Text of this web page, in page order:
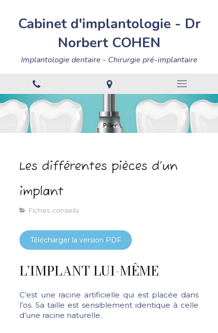
Cabinet d'implantologie - Dr
Norbert COHEN
Implantologie dentaire - Chirurgie pré-implantaire
Les différentes pièces d’un
implant
Fiches conseils
Télécharger la version PDF
L’IMPLANT LUI-MÊME
C’est une racine artificielle qui est placée dans
l’os. Sa taille est sensiblement identique à celle
d’une racine naturelle.